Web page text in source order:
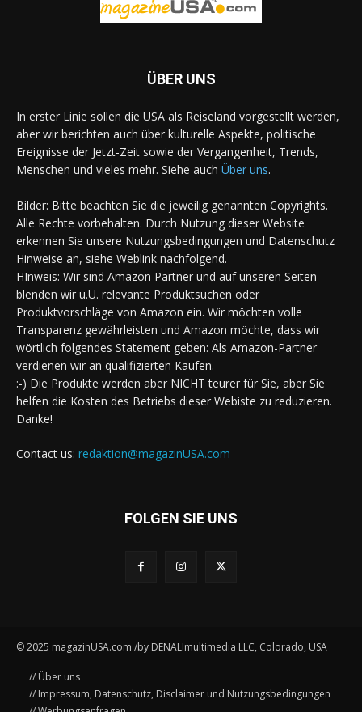
ÜBER UNS
In erster Linie sollen die USA als Reiseland vorgestellt werden,
aber wir berichten auch über kulturelle Aspekte, politische
Ereignisse der Jetzt-Zeit sowie der Vergangenheit, Trends,
Menschen und vieles mehr. Siehe auch Über uns.
Bilder: Bitte beachten Sie die jeweilig genannten Copyrights.
Alle Rechte vorbehalten. Durch Nutzung dieser Website
erkennen Sie unsere Nutzungsbedingungen und Datenschutz
Hinweise an, siehe Weblink nachfolgend.
HInweis: Wir sind Amazon Partner und auf unseren Seiten
blenden wir u.U. relevante Produktsuchen oder
Produktvorschläge von Amazon ein. Wir möchten volle
Transparenz gewährleisten und Amazon möchte, dass wir
wörtlich folgendes Statement geben: Als Amazon-Partner
verdienen wir an qualifizierten Käufen.
:-) Die Produkte werden aber NICHT teurer für Sie, aber Sie
helfen die Kosten des Betriebs dieser Webiste zu reduzieren.
Danke!
Contact us: redaktion@magazinUSA.com
FOLGEN SIE UNS
© 2025 magazinUSA.com /by DENALImultimedia LLC, Colorado, USA
// Über uns
// Impressum, Datenschutz, Disclaimer und Nutzungsbedingungen